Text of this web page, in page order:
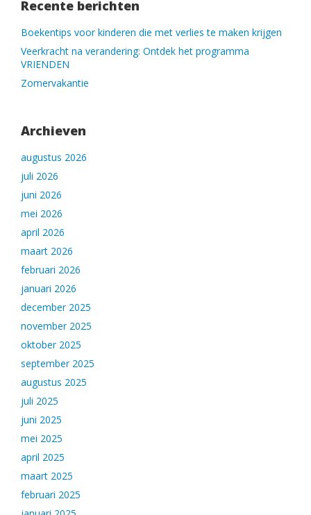
Recente berichten
Boekentips voor kinderen die met verlies te maken krijgen
Veerkracht na verandering: Ontdek het programma
VRIENDEN
Zomervakantie
Archieven
augustus 2026
juli 2026
juni 2026
mei 2026
april 2026
maart 2026
februari 2026
januari 2026
december 2025
november 2025
oktober 2025
september 2025
augustus 2025
juli 2025
juni 2025
mei 2025
april 2025
maart 2025
februari 2025